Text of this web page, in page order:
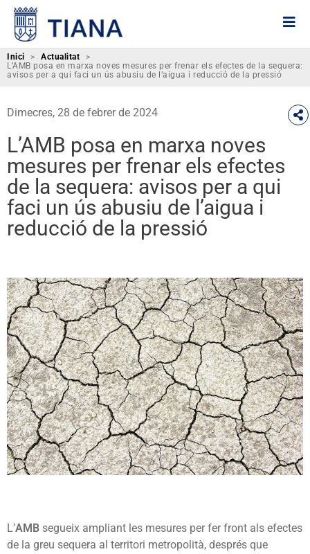
Inici > Actualitat
>
L’AMB posa en marxa noves mesures per frenar els efectes de la sequera:
avisos per a qui faci un ús abusiu de l’aigua i reducció de la pressió
Dimecres, 28 de febrer de 2024
L’AMB posa en marxa noves
mesures per frenar els efectes
de la sequera: avisos per a qui
faci un ús abusiu de l’aigua i
reducció de la pressió
L’AMB segueix ampliant les mesures per fer front als efectes
de la greu sequera al territori metropolità, després que